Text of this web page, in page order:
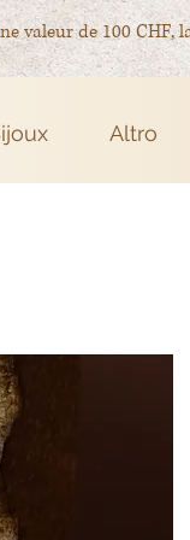
valeur de 100 CHF,
Altro